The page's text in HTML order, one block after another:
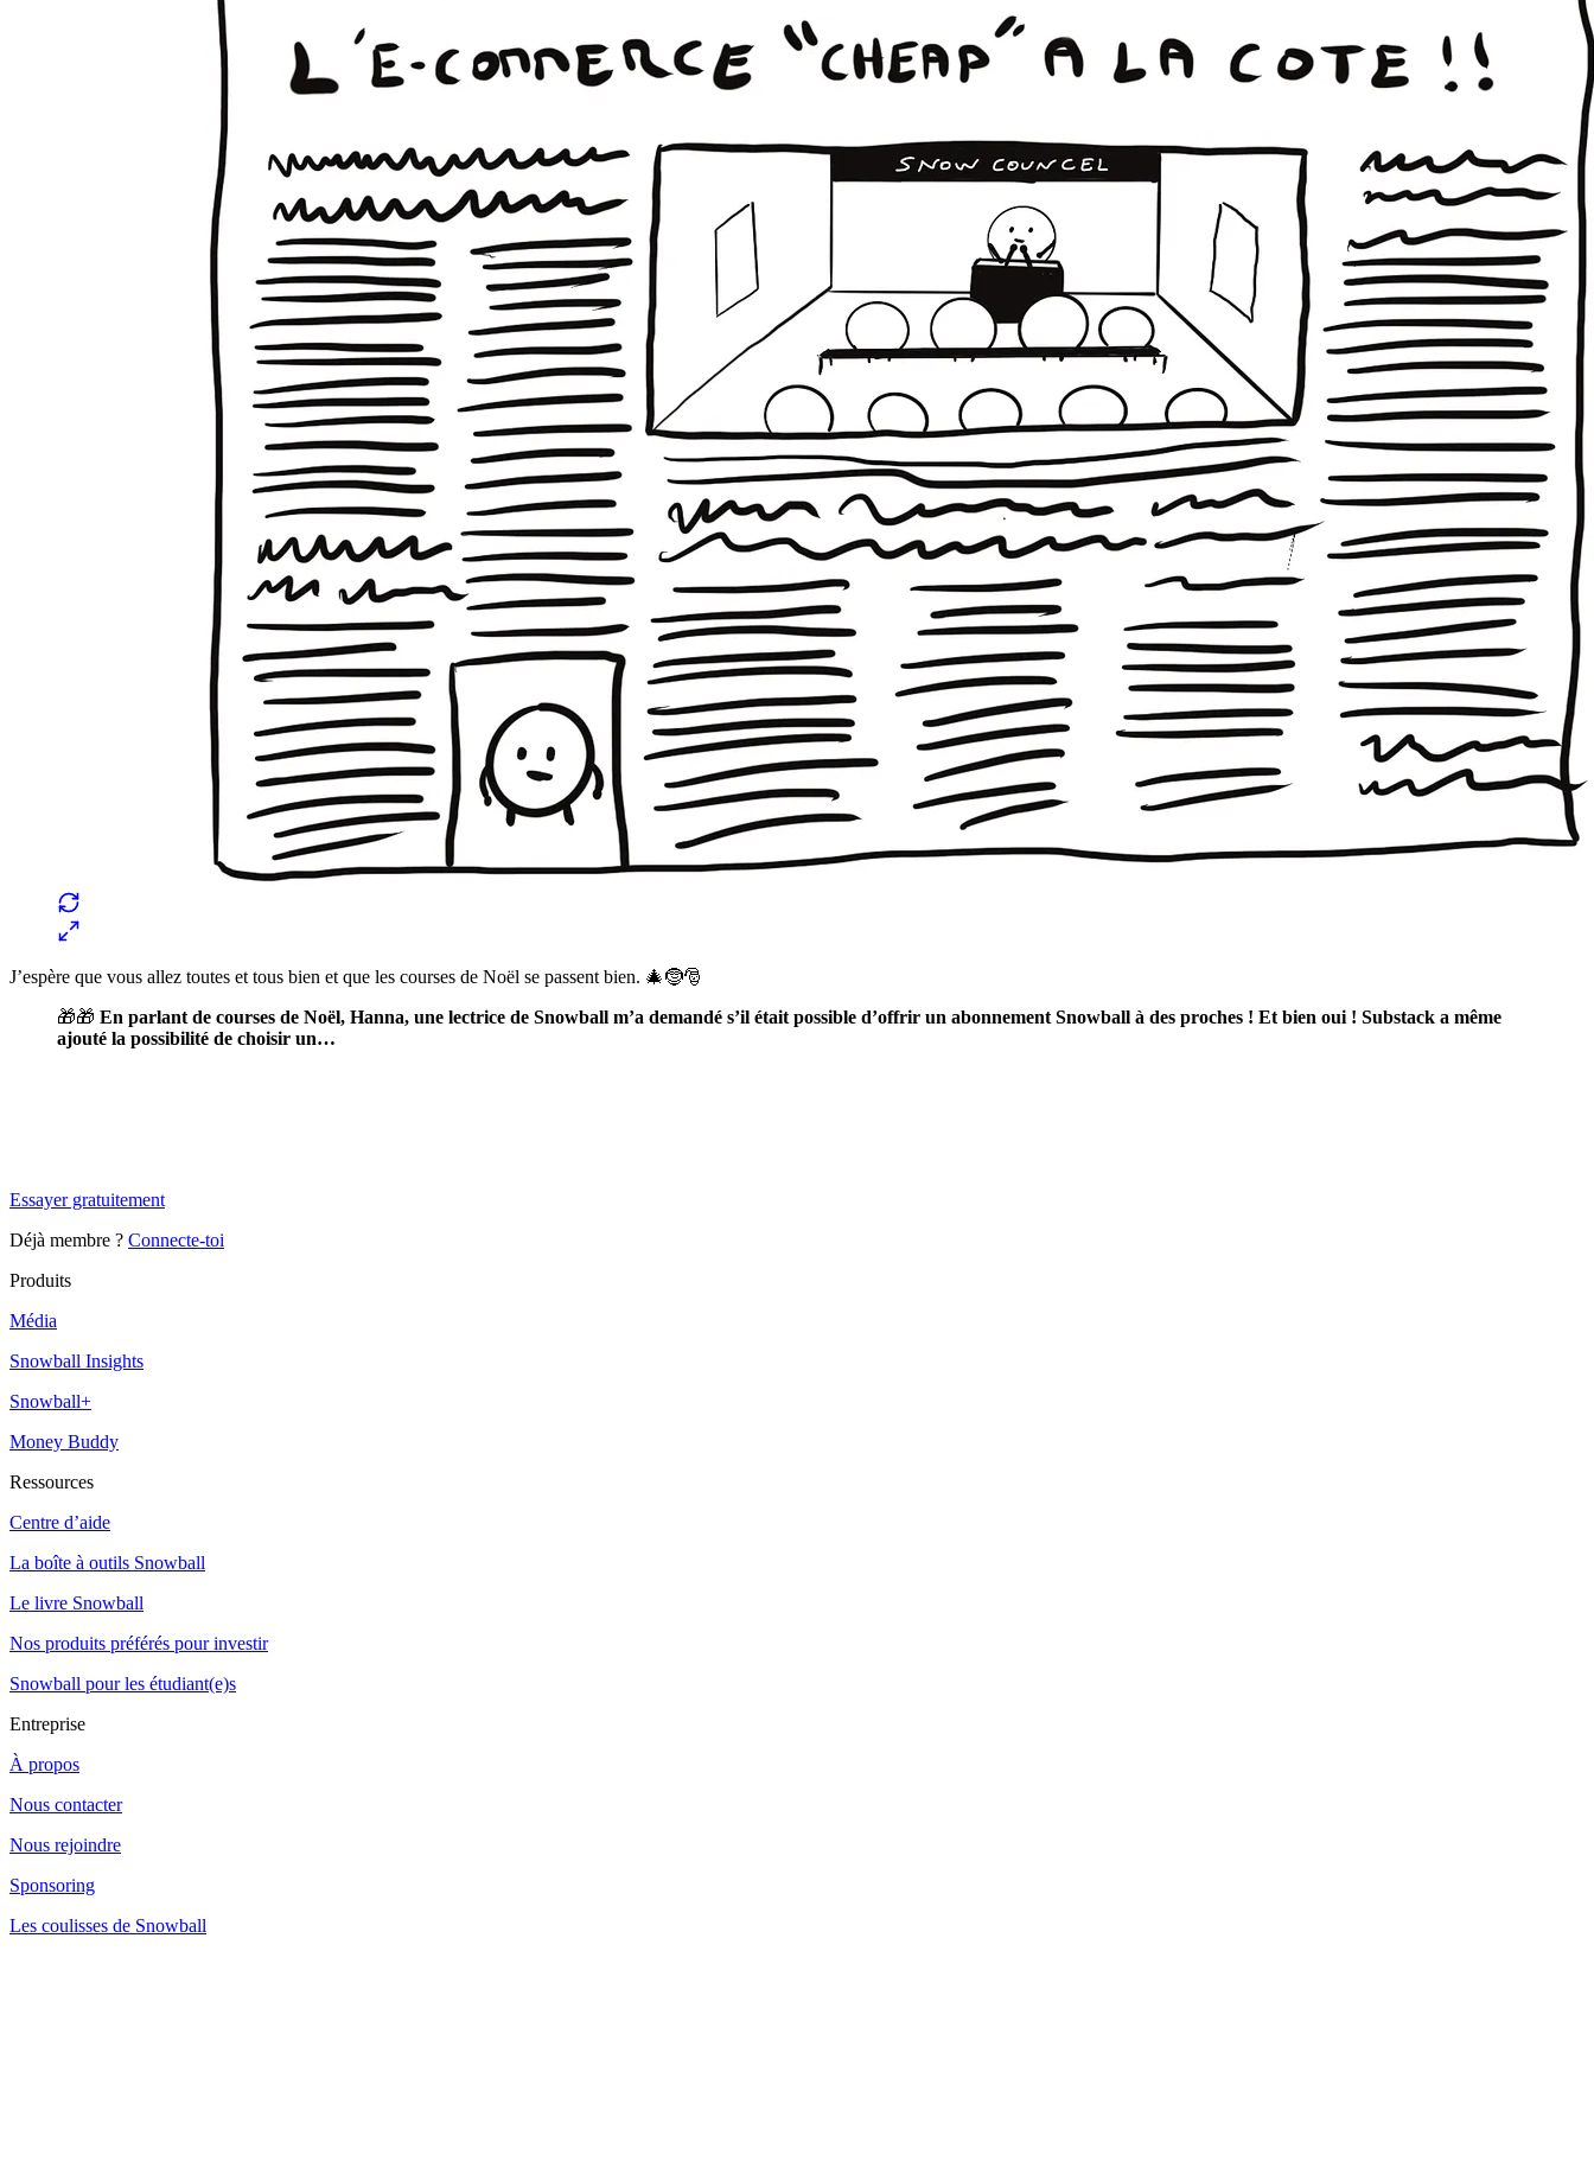
J’espère que vous allez toutes et tous bien et que les courses de Noël se passent bien. 🎄🤶🎅
🎁🎁 En parlant de courses de Noël, Hanna, une lectrice de Snowball m’a demandé s’il était possible d’offrir un abonnement Snowball à des proches ! Et bien oui ! Substack a même
ajouté la possibilité de choisir un…
Essayer gratuitement
Déjà membre ? Connecte-toi
Produits
Média
Snowball Insights
Snowball+
Money Buddy
Ressources
Centre d’aide
La boîte à outils Snowball
Le livre Snowball
Nos produits préférés pour investir
Snowball pour les étudiant(e)s
Entreprise
À propos
Nous contacter
Nous rejoindre
Sponsoring
Les coulisses de Snowball